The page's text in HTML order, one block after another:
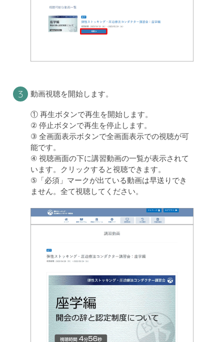
３ 動画視聴を開始します。
① 再生ボタンで再生を開始します。
② 停止ボタンで再生を停止します。
③ 全画面表示ボタンで全画面表示での視聴が可
能です。
④ 視聴画面の下に講習動画の一覧が表示されて
います。クリックすると視聴できます。
⑤「必須」マークが出ている動画は早送りでき
ません。全て視聴してください。